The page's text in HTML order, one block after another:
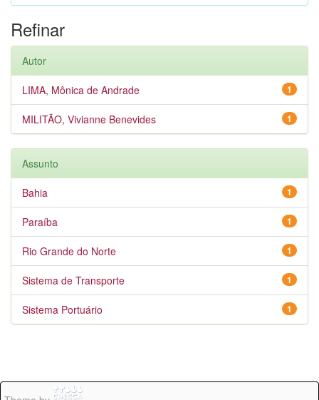
Refinar
Autor
1
LIMA, Mônica de Andrade
1
MILITÃO, Vivianne Benevides
Assunto
1
Bahia
1
Paraíba
1
Rio Grande do Norte
1
Sistema de Transporte
1
Sistema Portuário